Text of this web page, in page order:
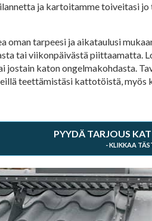
ja kartoitamme toiveitasi
oman tarpeesi ja aikataulusi
tai viikonpäivästä piittaamatta.
katon ongelmakohdasta.
teettämistäsi kattotöistä, myös
PYYDÄ TARJOUS